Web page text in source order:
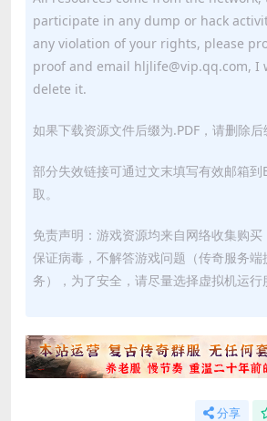
participate in any dump or hack
any violation of your rights, please
proof and email hljlife@vip.qq.com, I
delete it.
如果下载资源文件后缀为.PDF，请删除后
部分失效链接可通过文末填写有效邮箱
取。
免责声明：游戏资源均来自网络收集购买
保证病毒，不解答游戏问题（传奇服务端
务），为了安全，请尽量选择虚拟机运行
分享